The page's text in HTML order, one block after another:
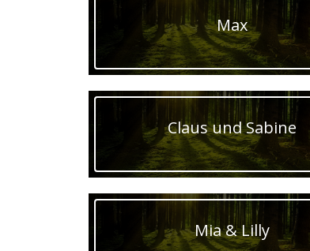
Max
Claus und Sabine
Mia & Lilly